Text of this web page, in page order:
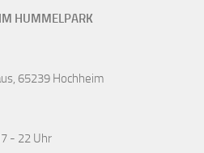
HUMMELPARK
65239 Hochheim
- 22 Uhr